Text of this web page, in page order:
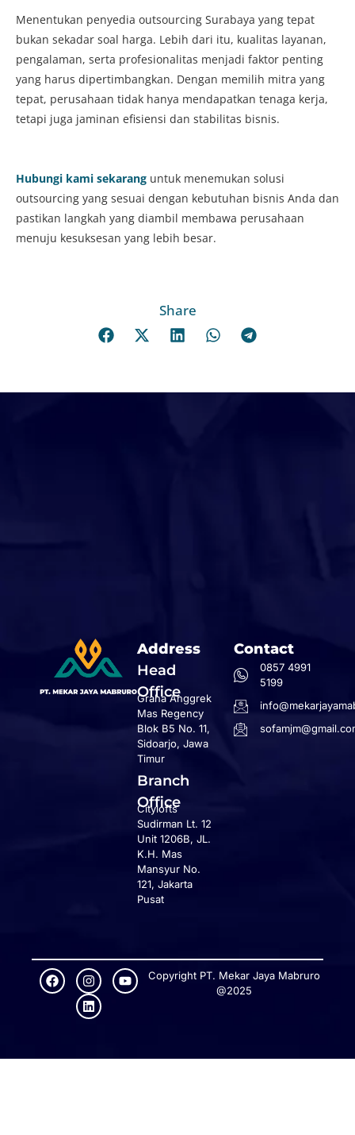
Menentukan penyedia outsourcing Surabaya yang tepat
bukan sekadar soal harga. Lebih dari itu, kualitas layanan,
pengalaman, serta profesionalitas menjadi faktor penting
yang harus dipertimbangkan. Dengan memilih mitra yang
tepat, perusahaan tidak hanya mendapatkan tenaga kerja,
tetapi juga jaminan efisiensi dan stabilitas bisnis.
Hubungi kami sekarang untuk menemukan solusi
outsourcing yang sesuai dengan kebutuhan bisnis Anda dan
pastikan langkah yang diambil membawa perusahaan
menuju kesuksesan yang lebih besar.
Share
Address
Head
Office
Graha Anggrek
Mas Regency
Blok B5 No. 11,
Sidoarjo, Jawa
Timur
Branch
Office
Citylofts
Sudirman Lt. 12
Unit 1206B, JL.
K.H. Mas
Mansyur No.
121, Jakarta
Pusat
Contact
0857 4991
5199
Copyright PT. Mekar Jaya Mabruro
@2025